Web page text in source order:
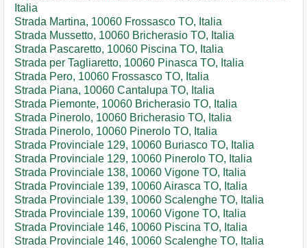
Italia
Strada Martina, 10060 Frossasco TO, Italia
Strada Mussetto, 10060 Bricherasio TO, Italia
Strada Pascaretto, 10060 Piscina TO, Italia
Strada per Tagliaretto, 10060 Pinasca TO, Italia
Strada Pero, 10060 Frossasco TO, Italia
Strada Piana, 10060 Cantalupa TO, Italia
Strada Piemonte, 10060 Bricherasio TO, Italia
Strada Pinerolo, 10060 Bricherasio TO, Italia
Strada Pinerolo, 10060 Pinerolo TO, Italia
Strada Provinciale 129, 10060 Buriasco TO, Italia
Strada Provinciale 129, 10060 Pinerolo TO, Italia
Strada Provinciale 138, 10060 Vigone TO, Italia
Strada Provinciale 139, 10060 Airasca TO, Italia
Strada Provinciale 139, 10060 Scalenghe TO, Italia
Strada Provinciale 139, 10060 Vigone TO, Italia
Strada Provinciale 146, 10060 Piscina TO, Italia
Strada Provinciale 146, 10060 Scalenghe TO, Italia